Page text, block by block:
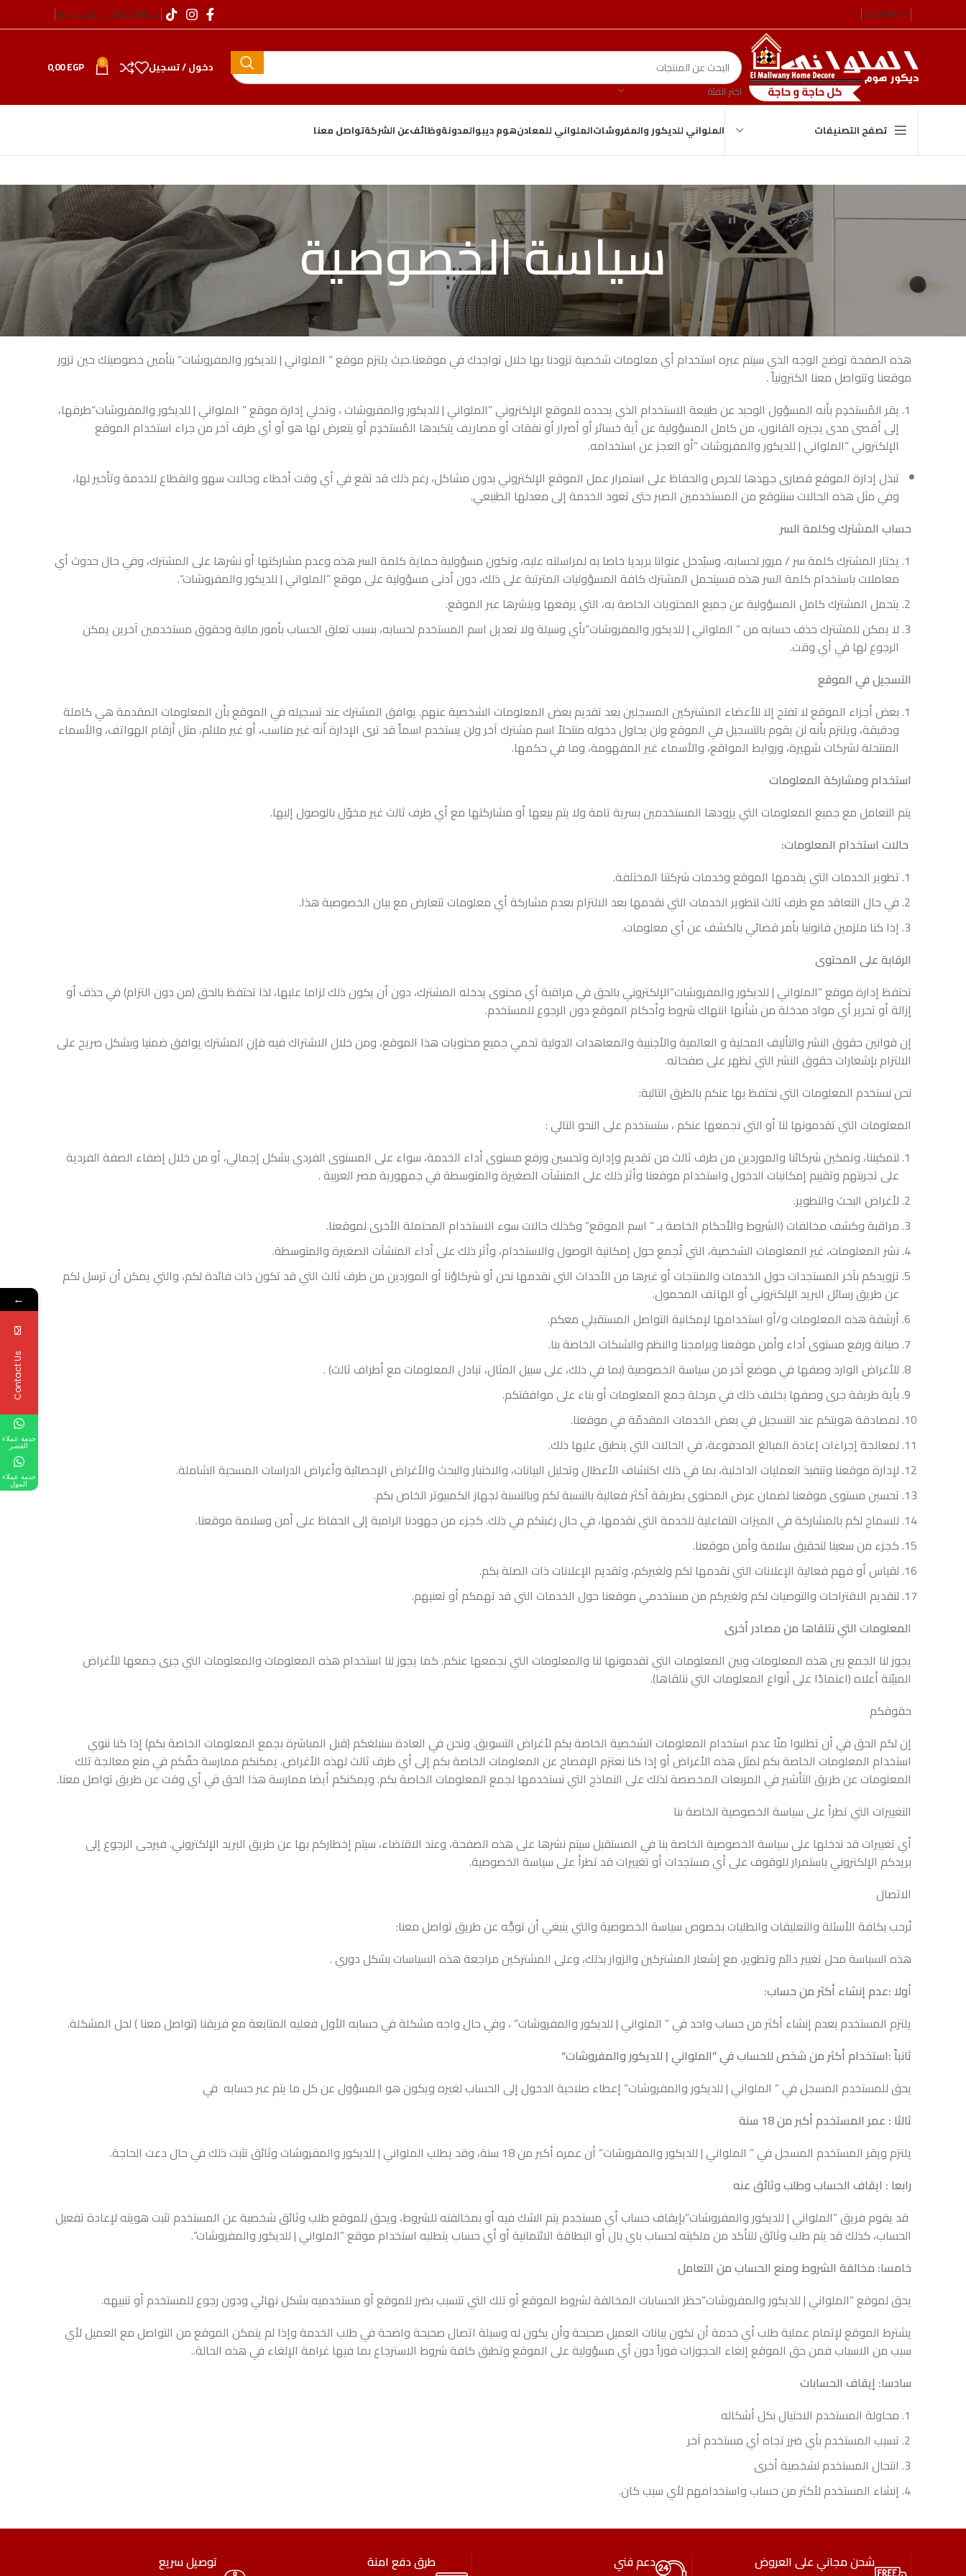
ENGLISHمصر عن الشركةعناوين الفروعالمدونة
اختر الفئة
دخول / تسجيل 0
0,00EGP
تصفح التصنيفات الملواني للديكور والمفروشاتالملواني للمعادنهوم ديبوالمدونةوظائفعن الشركةتواصل معنا
سياسة الخصوصية
هذه الصفحة توضح الوجه الذي سيتم عبره استخدام أي معلومات شخصية تزودنا بها خلال تواجدك في موقعنا.حيث يلتزم موقع ” الملواني | للديكور والمفروشات“ بتأمين خصوصيتك حين تزور
موقعنا وتتواصل معنا الكترونياً .
يقر المُستخدِم بأنه المسؤول الوحيد عن طبيعة الاستخدام الذي يحدده للموقع الإلكتروني ”الملواني | للديكور والمفروشات ، وتخلي إدارة موقع ” الملواني | للديكور والمفروشات“طرفها،
إلى أقصى مدى يجيزه القانون، من كامل المسؤولية عن أية خسائر أو أضرار أو نفقات أو مصاريف يتكبدها المُستخدِم أو يتعرض لها هو أو أي طرف آخر من جراء استخدام الموقع
الإلكتروني ”الملواني | للديكور والمفروشات “أو العجز عن استخدامه.
تبذل إدارة الموقع قصارى جهدها للحرص والحفاظ على استمرار عمل الموقع الإلكتروني بدون مشاكل، رغم ذلك قد تقع في أي وقت أخطاء وحالات سهو وانقطاع للخدمة وتأخير لها،
وفي مثل هذه الحالات سنتوقع من المستخدمين الصبر حتى تعود الخدمة إلى معدلها الطبيعي.
حساب المشترك وكلمة السر
يختار المشترك كلمة سر / مرور لحسابه، وسيُدخل عنوانا بريديا خاصا به لمراسلته عليه، وتكون مسؤولية حماية كلمة السر هذه وعدم مشاركتها أو نشرها على المشترك، وفي حال حدوث أي
معاملات باستخدام كلمة السر هذه فسيتحمل المشترك كافة المسؤوليات المترتبة على ذلك، دون أدنى مسؤولية على موقع ”الملواني | للديكور والمفروشات“.
يتحمل المشترك كامل المسؤولية عن جميع المحتويات الخاصة به، التي يرفعها وينشرها عبر الموقع.
لا يمكن للمشترك حذف حسابه من ” الملواني | للديكور والمفروشات“بأي وسيلة ولا تعديل اسم المستخدم لحسابه، بسبب تعلق الحساب بأمور مالية وحقوق مستخدمين آخرين يمكن
الرجوع لها في أي وقت.
التسجيل في الموقع
بعض أجزاء الموقع لا تفتح إلا للأعضاء المشتركين المسجلين بعد تقديم بعض المعلومات الشخصية عنهم. يوافق المشترك عند تسجيله في الموقع بأن المعلومات المقدمة هي كاملة
ودقيقة، ويلتزم بأنه لن يقوم بالتسجيل في الموقع ولن يحاول دخوله منتحلاً اسم مشترك آخر ولن يستخدم اسماً قد ترى الإدارة أنه غير مناسب، أو غير ملائم، مثل أرقام الهواتف، والأسماء
المنتحلة لشركات شهيرة، وروابط المواقع، والأسماء غير المفهومة، وما في حكمها.
استخدام ومشاركة المعلومات
يتم التعامل مع جميع المعلومات التي يزودها المستخدمين بسرية تامة ولا يتم بيعها أو مشاركتها مع أي طرف ثالث غير مخوّل بالوصول إليها.
حالات استخدام المعلومات:
تطوير الخدمات التي يقدمها الموقع وخدمات شركتنا المختلفة.
في حال التعاقد مع طرف ثالث لتطوير الخدمات التي نقدمها بعد الالتزام بعدم مشاركة أي معلومات تتعارض مع بيان الخصوصية هذا.
إذا كنا ملزمين قانونيا بأمر قضائي بالكشف عن أي معلومات.
الرقابة على المحتوى
تحتفظ إدارة موقع ”الملواني | للديكور والمفروشات“الإلكتروني بالحق في مراقبة أي محتوى يدخله المشترك، دون أن يكون ذلك لزاما عليها، لذا تحتفظ بالحق (من دون التزام) في حذف أو
إزالة أو تحرير أي مواد مدخلة من شأنها انتهاك شروط وأحكام الموقع دون الرجوع للمستخدم.
إن قوانين حقوق النشر والتأليف المحلية و العالمية والأجنبية والمعاهدات الدولية تحمي جميع محتويات هذا الموقع، ومن خلال الاشتراك فيه فإن المشترك يوافق ضمنيا وبشكل صريح على
الالتزام بإشعارات حقوق النشر التي تظهر على صفحاته.
نحن نستخدم المعلومات التي نحتفظ بها عنكم بالطرق التالية:
المعلومات التي تقدمونها لنا أو التي نجمعها عنكم ، ستستخدم على النحو التالي :
لتمكيننا، وتمكين شركائنا والموردين من طرف ثالث من تقديم وإدارة وتحسين ورفع مستوى أداء الخدمة، سواء على المستوى الفردي بشكل إجمالي، أو من خلال إضفاء الصفة الفردية
على تجربتهم وتقييم إمكانيات الدخول واستخدام موقعنا وأثر ذلك على المنشآت الصغيرة والمتوسطة في جمهورية مصر العربية .
لأغراض البحث والتطوير.
مراقبة وكشف مخالفات (الشروط والأحكام الخاصة بـ ” اسم الموقع” وكذلك حالات سوء الاستخدام المحتملة الأخرى لموقعنا.
نشر المعلومات، غير المعلومات الشخصية، التي تُجمع حول إمكانية الوصول والاستخدام، وأثر ذلك على أداء المنشآت الصغيرة والمتوسطة.
تزويدكم بآخر المستجدات حول الخدمات والمنتجات أو غيرها من الأحداث التي نقدمها نحن أو شركاؤنا أو الموردين من طرف ثالث التي قد تكون ذات فائدة لكم، والتي يمكن أن ترسل لكم
عن طريق رسائل البريد الإلكتروني أو الهاتف المحمول.
أرشفة هذه المعلومات و/أو استخدامها لإمكانية التواصل المستقبلي معكم.
صيانة ورفع مستوى أداء وأمن موقعنا وبرامجنا والنظم والشبكات الخاصة بنا.
للأغراض الوارد وصفها في موضع آخر من سياسة الخصوصية (بما في ذلك، على سبيل المثال، تبادل المعلومات مع أطراف ثالث) .
بأية طريقة جرى وصفها بخلاف ذلك في مرحلة جمع المعلومات أو بناء على موافقتكم.
لمصادقة هويتكم عند التسجيل في بعض الخدمات المقدمّة في موقعنا.
لمعالجة إجراءات إعادة المبالغ المدفوعة، في الحالات التي ينطبق عليها ذلك.
لإدارة موقعنا وتنفيذ العمليات الداخلية، بما في ذلك اكتشاف الأعطال وتحليل البيانات، والاختبار والبحث والأغراض الإحصائية وأغراض الدراسات المسحية الشاملة.
تحسين مستوى موقعنا لضمان عرض المحتوى بطريقة أكثر فعالية بالنسبة لكم وبالنسبة لجهاز الكمبيوتر الخاص بكم.
للسماح لكم بالمشاركة في الميزات التفاعلية للخدمة التي نقدمها، في حال رغبتكم في ذلك. كجزء من جهودنا الرامية إلى الحفاظ على أمن وسلامة موقعنا.
كجزء من سعينا لتحقيق سلامة وأمن موقعنا.
لقياس أو فهم فعالية الإعلانات التي نقدمها لكم ولغيركم، وتقديم الإعلانات ذات الصلة بكم.
لتقديم الاقتراحات والتوصيات لكم ولغيركم من مستخدمي موقعنا حول الخدمات التي قد تهمكم أو تعنيهم.
المعلومات التي نتلقاها من مصادر أخرى
يجوز لنا الجمع بين هذه المعلومات وبين المعلومات التي تقدمونها لنا والمعلومات التي نجمعها عنكم. كما يجوز لنا استخدام هذه المعلومات والمعلومات التي جرى جمعها للأغراض
المبيّنة أعلاه (اعتمادًا على أنواع المعلومات التي نتلقاها).
حقوقكم
إن لكم الحق في أن تطلبوا منّا عدم استخدام المعلومات الشخصية الخاصة بكم لأغراض التسويق. ونحن في العادة سنبلغكم (قبل المباشرة بجمع المعلومات الخاصة بكم) إذا كنا ننوي
استخدام المعلومات الخاصة بكم لمثل هذه الأغراض أو إذا كنا نعتزم الإفصاح عن المعلومات الخاصة بكم إلى أي طرف ثالث لهذه الأغراض. يمكنكم ممارسة حقّكم في منع معالجة تلك
المعلومات عن طريق التأشير في المربعات المخصصة لذلك على النماذج التي نستخدمها لجمع المعلومات الخاصة بكم. ويمكنكم أيضا ممارسة هذا الحق في أي وقت عن طريق تواصل معنا.
التغييرات التي تطرأ على سياسة الخصوصية الخاصة بنا
أي تغييرات قد ندخلها على سياسة الخصوصية الخاصة بنا في المستقبل سيتم نشرها على هذه الصفحة، وعند الاقتضاء، سيتم إخطاركم بها عن طريق البريد الإلكتروني. فيرجى الرجوع إلى
بريدكم الإلكتروني باستمرار للوقوف على أي مستجدات أو تغييرات قد تطرأ على سياسة الخصوصية.
الاتصال
نُرحب بكافة الأسئلة والتعليقات والطلبات بخصوص سياسة الخصوصية والتي ينبغي أن توجَّه عن طريق تواصل معنا:
هذه السياسة محل تغيير دائم وتطوير، مع إشعار المشتركين والزوار بذلك، وعلى المشتركين مراجعة هذه السياسات بشكل دوري .
أولا :عدم إنشاء أكثر من حساب:
يلتزم المستخدم بعدم إنشاء أكثر من حساب واحد في ” الملواني | للديكور والمفروشات” ، وفي حال واجه مشكلة في حسابه الأول فعليه المتابعة مع فريقنا (تواصل معنا ) لحل المشكلة.
ثانباََ :استخدام أكثر من شخص للحساب في ”الملواني | للديكور والمفروشات“
يحق للمستخدم المسجل في ” الملواني | للديكور والمفروشات” إعطاء صلاحية الدخول إلى الحساب لغيره ويكون هو المسؤول عن كل ما يتم عبر حسابه في
ثالثا : عمر المستخدم أكبر من 18 سنة
يلتزم ويقر المستخدم المسجل في ” الملواني | للديكور والمفروشات” أن عمره أكبر من 18 سنة، وقد يطلب الملواني | للديكور والمفروشات وثائق تثبت ذلك في حال دعت الحاجة.
رابعا : ايقاف الحساب وطلب وثائق عنه
قد يقوم فريق ”الملواني | للديكور والمفروشات”بإيقاف حساب أي مستخدم يتم الشك فيه أو بمخالفته للشروط، ويحق للموقع طلب وثائق شخصية عن المستخدم تثبت هويته لإعادة تفعيل
الحساب، كذلك قد يتم طلب وثائق للتأكد من ملكيته لحساب باي بال أو البطاقة الائتمانية أو أي حساب يتطلبه استخدام موقع ”الملواني | للديكور والمفروشات“.
خامسا: مخالفة الشروط ومنع الحساب من التعامل
يحق لموقع ”الملواني | للديكور والمفروشات“حظر الحسابات المخالفة لشروط الموقع أو تلك التي تتسبب بضرر للموقع أو مستخدميه بشكل نهائي ودون رجوع للمستخدم أو تنبيهه.
يشترط الموقع لإتمام عملية طلب أي خدمة أن تكون بيانات العميل صحيحة وأن يكون له وسيلة اتصال صحيحة واضحة في طلب الخدمة وإذا لم يتمكن الموقع من التواصل مع العميل لأي
سبب من الاسباب فمن حق الموقع إلغاء الحجوزات فوراً دون أي مسؤولية على الموقع وتطبق كافة شروط الاسترجاع بما فيها غرامة الإلغاء في هذه الحالة..
سادسا: إيقاف الحسابات
محاولة المستخدم الاحتيال بكل أشكاله
تسبب المستخدم بأي ضرر تجاه أي مستخدم آخر
انتحال المستخدم لشخصية أخرى
إنشاء المستخدم ﻷكثر من حساب واستخدامهم ﻷي سبب كان.
شحن مجاني على العروض دعم فني طرق دفع امنة توصيل سريع
←
Contact Us
خدمة عملاء
القصر
خدمة عملاء
المول